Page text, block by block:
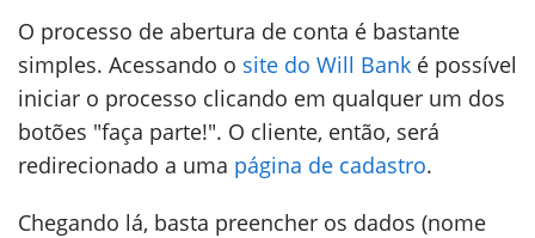
O processo de abertura de conta é bastante
simples. Acessando o site do Will Bank é possível
iniciar o processo clicando em qualquer um dos
botões "faça parte!". O cliente, então, será
redirecionado a uma página de cadastro.
Chegando lá, basta preencher os dados (nome